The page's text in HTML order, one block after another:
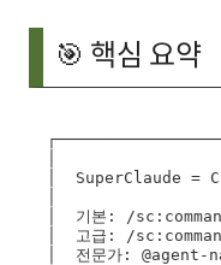
🎯 핵심 요약
│  SuperClaude =
│  기본: /
│  고급: /
│  전문가: